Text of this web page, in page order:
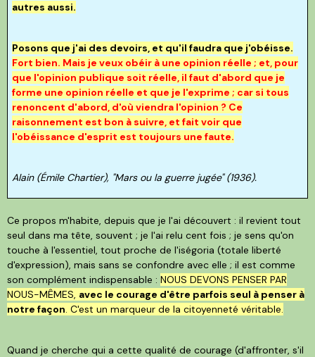
autres aussi.
Posons que j'ai des devoirs, et qu'il faudra que j'obéisse.
Fort bien. Mais je veux obéir à une opinion réelle ; et, pour
que l'opinion publique soit réelle, il faut d'abord que je
forme une opinion réelle et que je l'exprime ; car si tous
renoncent d'abord, d'où viendra l'opinion ? Ce
raisonnement est bon à suivre, et fait voir que
l'obéissance d'esprit est toujours une faute.
Alain (Émile Chartier), "Mars ou la guerre jugée" (1936).
Ce propos m'habite, depuis que je l'ai découvert : il revient tout
seul dans ma tête, souvent ; je l'ai relu cent fois ; je sens qu'on
touche à l'essentiel, tout proche de l'iségoria (totale liberté
d'expression), mais sans se confondre avec elle ; il est comme
son complément indispensable : NOUS DEVONS PENSER PAR
NOUS-MÊMES, avec le courage d'être parfois seul à penser à
notre façon. C'est un marqueur de la citoyenneté véritable.
Quand je cherche qui a cette qualité de courage (d'affronter, s'il